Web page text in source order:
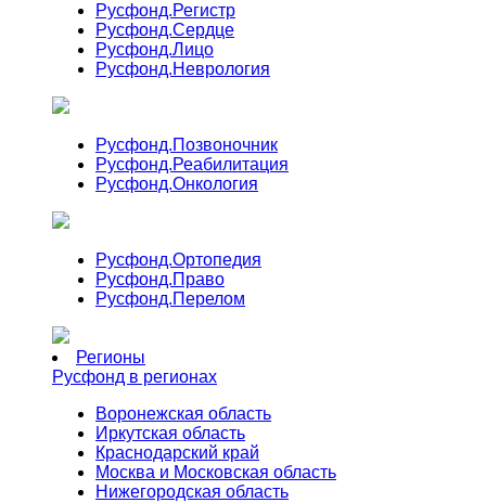
Русфонд.Регистр
Русфонд.Сердце
Русфонд.Лицо
Русфонд.Неврология
Русфонд.Позвоночник
Русфонд.Реабилитация
Русфонд.Онкология
Русфонд.Ортопедия
Русфонд.Право
Русфонд.Перелом
Регионы
Русфонд в регионах
Воронежская область
Иркутская область
Краснодарский край
Москва и Московская область
Нижегородская область